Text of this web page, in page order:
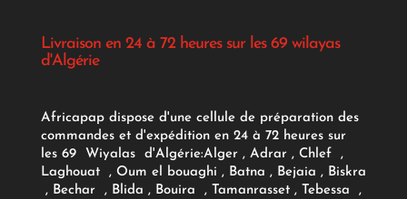
Livraison en 24 à 72 heures sur les 69 wilayas
d'Algérie
Africapap dispose d'une cellule de préparation des
commandes et d'expédition en 24 à 72 heures sur
les 69 Wiyalas d'Algérie:Alger , Adrar, Chlef ,
Laghouat , Oum el bouaghi , Batna , Bejaia , Biskra
, Bechar , Blida , Bouira , Tamanrasset , Tebessa ,